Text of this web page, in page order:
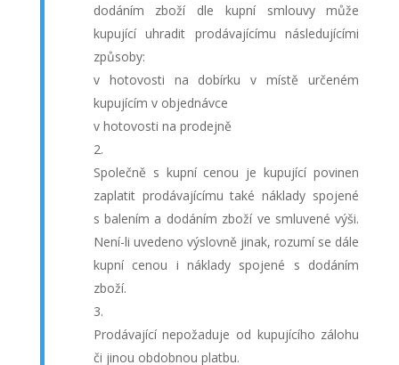
dodáním zboží dle kupní smlouvy může
kupující uhradit prodávajícímu následujícími
způsoby:
v hotovosti na dobírku v místě určeném
kupujícím v objednávce
v hotovosti na prodejně
Společně s kupní cenou je kupující povinen
zaplatit prodávajícímu také náklady spojené
s balením a dodáním zboží ve smluvené výši.
Není-li uvedeno výslovně jinak, rozumí se dále
kupní cenou i náklady spojené s dodáním
zboží.
Prodávající nepožaduje od kupujícího zálohu
či jinou obdobnou platbu.